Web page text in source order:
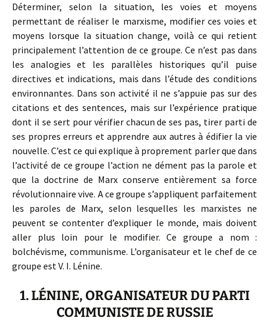
Déterminer, selon la situation, les voies et moyens
permettant de réaliser le marxisme, modifier ces voies et
moyens lorsque la situation change, voilà ce qui retient
principalement l’attention de ce groupe. Ce n’est pas dans
les analogies et les parallèles historiques qu’il puise
directives et indications, mais dans l’étude des conditions
environnantes. Dans son activité il ne s’appuie pas sur des
citations et des sentences, mais sur l’expérience pratique
dont il se sert pour vérifier chacun de ses pas, tirer parti de
ses propres erreurs et apprendre aux autres à édifier la vie
nouvelle. C’est ce qui explique à proprement parler que dans
l’activité de ce groupe l’action ne dément pas la parole et
que la doctrine de Marx conserve entièrement sa force
révolutionnaire vive. A ce groupe s’appliquent parfaitement
les paroles de Marx, selon lesquelles les marxistes ne
peuvent se contenter d’expliquer le monde, mais doivent
aller plus loin pour le modifier. Ce groupe a nom :
bolchévisme, communisme. L’organisateur et le chef de ce
groupe est V. I. Lénine.
1. LÉNINE, ORGANISATEUR DU PARTI
COMMUNISTE DE RUSSIE